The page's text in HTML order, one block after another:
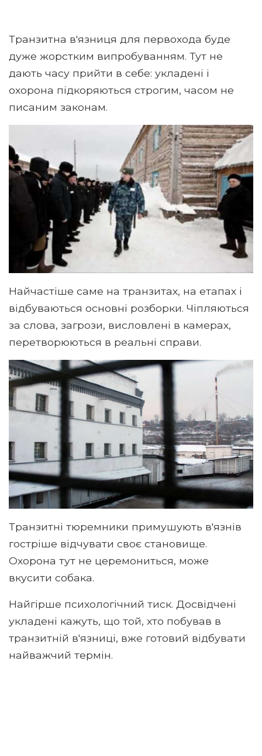
Транзитна в'язниця для первохода буде
дуже жорстким випробуванням. Тут не
дають часу прийти в себе: укладені і
охорона підкоряються строгим, часом не
писаним законам.
Найчастіше саме на транзитах, на етапах і
відбуваються основні розборки. Чіпляються
за слова, загрози, висловлені в камерах,
перетворюються в реальні справи.
Транзитні тюремники примушують в'язнів
гостріше відчувати своє становище.
Охорона тут не церемониться, може
вкусити собака.
Найгірше психологічний тиск. Досвідчені
укладені кажуть, що той, хто побував в
транзитній в'язниці, вже готовий відбувати
найважчий термін.